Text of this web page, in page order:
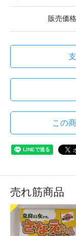
販売価格
この
売れ筋商品